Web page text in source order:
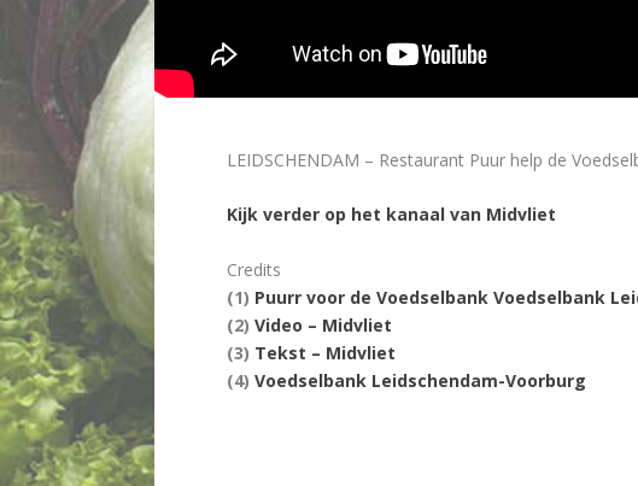
LEIDSCHENDAM – Restaurant Puur help de
Kijk verder op het kanaal van Midvliet
Credits
(1) Puurr voor de Voedselbank Voedselbank
(2) Video – Midvliet
(3) Tekst – Midvliet
(4) Voedselbank Leidschendam-Voorburg